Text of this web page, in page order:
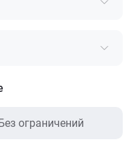
ограничений